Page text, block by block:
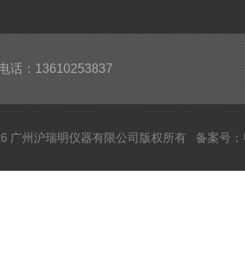
话：13610253837
广州沪瑞明仪器有限公司版权所有 备案号